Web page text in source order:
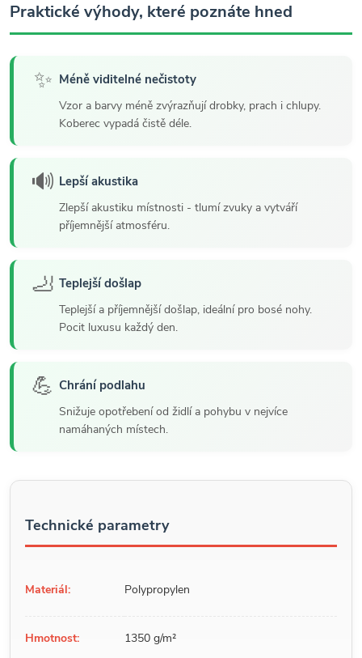
Praktické výhody, které poznáte hned
✨ Méně viditelné nečistoty
Vzor a barvy méně zvýrazňují drobky, prach i chlupy.
Koberec vypadá čistě déle.
🔊 Lepší akustika
Zlepší akustiku místnosti - tlumí zvuky a vytváří
příjemnější atmosféru.
🦶 Teplejší došlap
Teplejší a příjemnější došlap, ideální pro bosé nohy.
Pocit luxusu každý den.
💪 Chrání podlahu
Snižuje opotřebení od židlí a pohybu v nejvíce
namáhaných místech.
Technické parametry
Materiál: Polypropylen
Hmotnost: 1350 g/m²